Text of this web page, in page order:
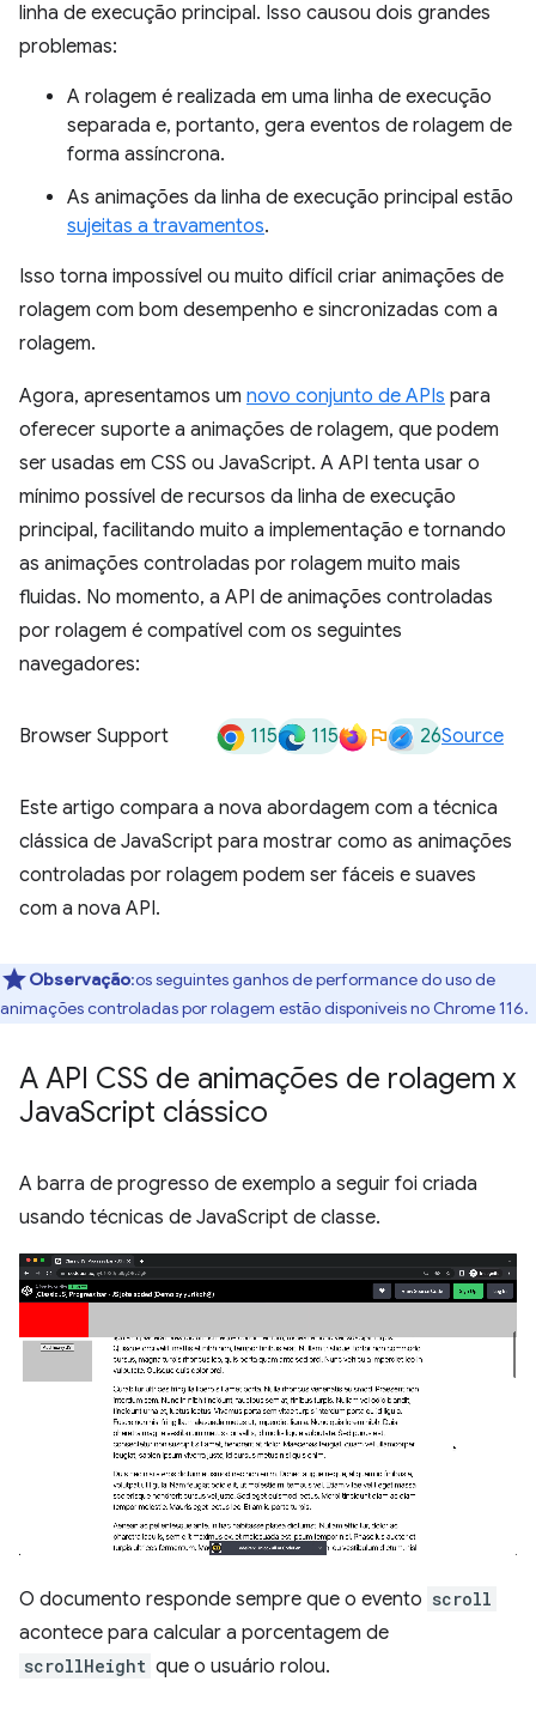
linha de execução principal. Isso causou dois grandes
problemas:
A rolagem é realizada em uma linha de execução
separada e, portanto, gera eventos de rolagem de
forma assíncrona.
As animações da linha de execução principal estão
sujeitas a travamentos.
Isso torna impossível ou muito difícil criar animações de
rolagem com bom desempenho e sincronizadas com a
rolagem.
Agora, apresentamos um novo conjunto de APIs para
oferecer suporte a animações de rolagem, que podem
ser usadas em CSS ou JavaScript. A API tenta usar o
mínimo possível de recursos da linha de execução
principal, facilitando muito a implementação e tornando
as animações controladas por rolagem muito mais
fluidas. No momento, a API de animações controladas
por rolagem é compatível com os seguintes
navegadores:
Browser Support 115 115 26Source
Este artigo compara a nova abordagem com a técnica
clássica de JavaScript para mostrar como as animações
controladas por rolagem podem ser fáceis e suaves
com a nova API.
Observação:os seguintes ganhos de performance do uso de
animações controladas por rolagem estão disponíveis no Chrome 116.
A API CSS de animações de rolagem x
JavaScript clássico
A barra de progresso de exemplo a seguir foi criada
usando técnicas de JavaScript de classe.
O documento responde sempre que o evento scroll
acontece para calcular a porcentagem de
scrollHeight que o usuário rolou.